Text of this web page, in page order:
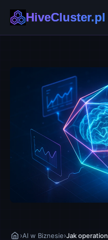
HiveCluster.pl
Automatyzacja i No-
Ekosystemy B2B
Technologie
›AI w Biznesie›Jak